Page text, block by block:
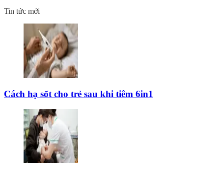
Tin tức mới
Cách hạ sốt cho trẻ sau khi tiêm 6in1